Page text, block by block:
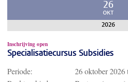
26
OKT
2026
Inschrijving open
Specialisatiecursus Subsidies
Periode: 26 oktober 2026